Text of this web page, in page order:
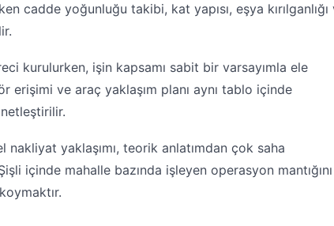
cadde yoğunluğu takibi, kat yapısı, eşya kırılganlığı
kurulurken, işin kapsamı sabit bir varsayımla ele
erişimi ve araç yaklaşım planı aynı tablo içinde
yaklaşımı, teorik anlatımdan çok saha
içinde mahalle bazında işleyen operasyon mantığını